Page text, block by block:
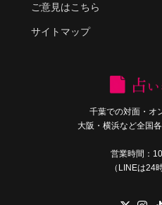
ご意見はこちら
サイトマップ
千葉での対面・オ
大阪・横浜など全国
営業時間：
（LINEは24